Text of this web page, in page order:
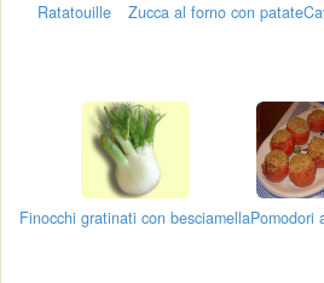
Ratatouille Zucca al forno con patate
Finocchi gratinati con besciamellaPomodori